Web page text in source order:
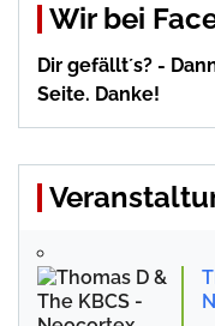
Wir bei
Dir gefällt´s? -
Seite. Danke!